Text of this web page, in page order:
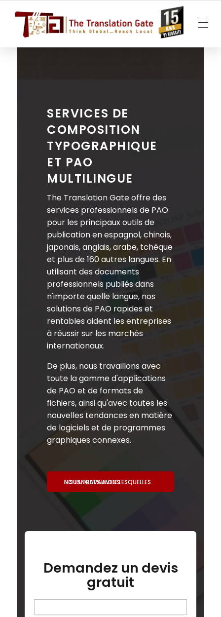
The Translation Gate
SERVICES DE
COMPOSITION
TYPOGRAPHIQUE
ET PAO
MULTILINGUE
The Translation Gate offre des
services professionnels de PAO
pour les principaux outils de
publication en espagnol, chinois,
japonais, anglais, arabe, tchèque
et plus de 160 autres langues. En
utilisant des documents
professionnels publiés dans
n'importe quelle langue, nos
solutions de PAO rapides et
rentables aident les entreprises
à réussir sur les marchés
internationaux.
De plus, nous travaillons avec
toute la gamme d'applications
de PAO et de formats de
fichiers, ainsi qu'avec toutes les
nouvelles tendances en matière
de logiciels et de programmes
graphiques connexes.
LES LANGUES AVEC LESQUELLES NOUS TRAVAILLONS
Demandez un devis
gratuit